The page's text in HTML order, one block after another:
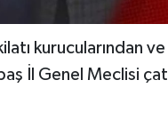
kurucularından
İl Genel Meclisi